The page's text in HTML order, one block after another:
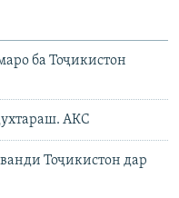
ба Тоҷикистон
АКС
Тоҷикистон дар